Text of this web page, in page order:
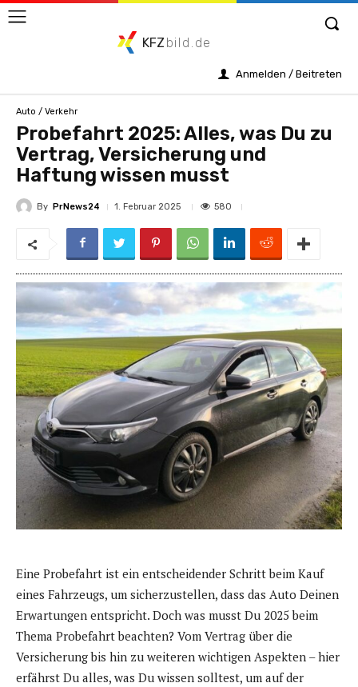
KFZ bild.de
Anmelden / Beitreten
Auto / Verkehr
Probefahrt 2025: Alles, was Du zu
Vertrag, Versicherung und
Haftung wissen musst
By PrNews24 1. Februar 2025 580
Eine Probefahrt ist ein entscheidender Schritt beim Kauf
eines Fahrzeugs, um sicherzustellen, dass das Auto Deinen
Erwartungen entspricht. Doch was musst Du 2025 beim
Thema Probefahrt beachten? Vom Vertrag über die
Versicherung bis hin zu weiteren wichtigen Aspekten – hier
erfährst Du alles, was Du wissen solltest, um auf der